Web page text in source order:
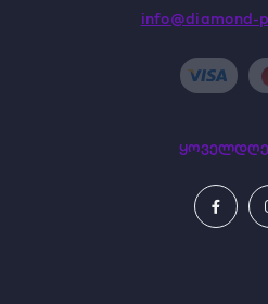
info@diamond-